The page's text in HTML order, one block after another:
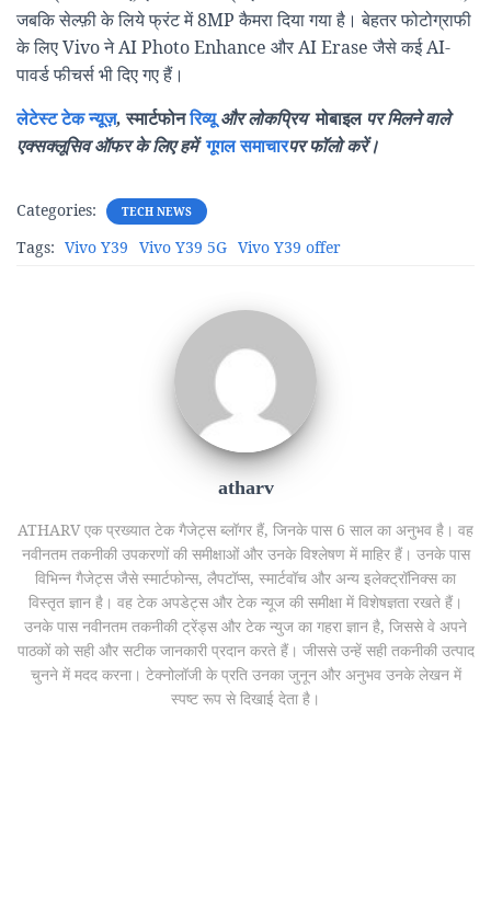
जबकि सेल्फ़ी के लिये फ्रंट में 8MP कैमरा दिया गया है। बेहतर फोटोग्राफी
के लिए Vivo ने AI Photo Enhance और AI Erase जैसे कई AI-
पावर्ड फीचर्स भी दिए गए हैं।
लेटेस्ट टेक न्यूज़,स्मार्टफोनरिव्यूऔर लोकप्रियमोबाइलपर मिलने वाले
एक्सक्लूसिव ऑफर के लिए हमेंगूगल समाचारपर फॉलो करें।
Categories: TECH NEWS
Tags: Vivo Y39 Vivo Y39 5G Vivo Y39 offer
atharv
ATHARV एक प्रख्यात टेक गैजेट्स ब्लॉगर हैं, जिनके पास 6 साल का अनुभव है। वह
नवीनतम तकनीकी उपकरणों की समीक्षाओं और उनके विश्लेषण में माहिर हैं। उनके पास
विभिन्न गैजेट्स जैसे स्मार्टफोन्स, लैपटॉप्स, स्मार्टवॉच और अन्य इलेक्ट्रॉनिक्स का
विस्तृत ज्ञान है। वह टेक अपडेट्स और टेक न्यूज की समीक्षा में विशेषज्ञता रखते हैं।
उनके पास नवीनतम तकनीकी ट्रेंड्स और टेक न्युज का गहरा ज्ञान है, जिससे वे अपने
पाठकों को सही और सटीक जानकारी प्रदान करते हैं। जीससे उन्हें सही तकनीकी उत्पाद
चुनने में मदद करना। टेक्नोलॉजी के प्रति उनका जुनून और अनुभव उनके लेखन में
स्पष्ट रूप से दिखाई देता है।